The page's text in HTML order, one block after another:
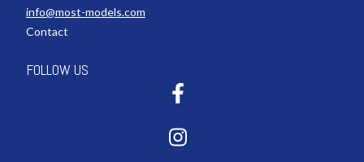
info@most-models.com
Contact
FOLLOW US